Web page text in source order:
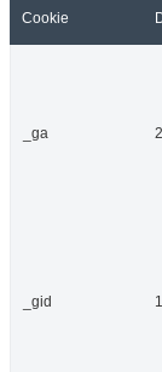
Cookie
_ga
_gid